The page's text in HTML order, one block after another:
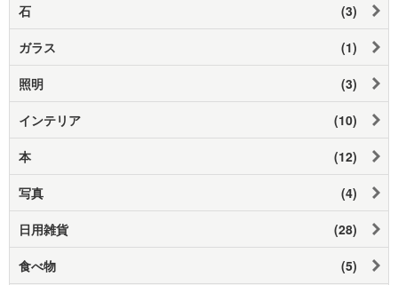
石 (3)
ガラス (1)
照明 (3)
インテリア (10)
本 (12)
写真 (4)
日用雑貨 (28)
食べ物 (5)